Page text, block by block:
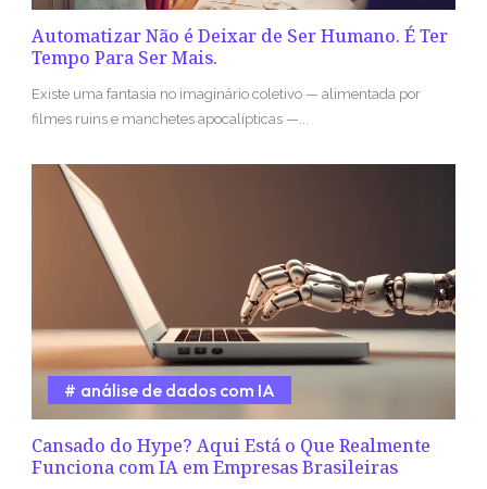
Automatizar Não é Deixar de Ser Humano. É Ter
Tempo Para Ser Mais.
Existe uma fantasia no imaginário coletivo — alimentada por
filmes ruins e manchetes apocalípticas —...
Cansado do Hype? Aqui Está o Que Realmente
Funciona com IA em Empresas Brasileiras
análise de dados com IA